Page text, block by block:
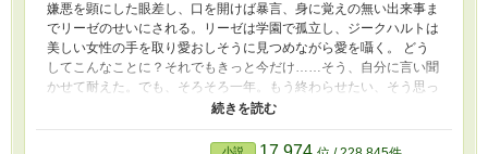
嫌悪を顕にした眼差し、口を開けば暴言、身に覚えの無い出来事ま
でリーゼのせいにされる。リーゼは学園で孤立し、ジークハルトは
美しい女性の手を取り愛おしそうに見つめながら愛を囁く。 どう
してこんなことに？それでもきっと今だけ……そう、自分に言い聞
かせて耐えた。でも、そろそろ一年。もう終わらせたい、そう思っ
ていたある日、リーゼは殿下に罵倒され頬を張られ怪我をした。
──もう無理。王妃様に頼み、なんとか婚約解消することができ
た。 しかしその後、彼の心変わりは魅了魔法のせいだと分か
小説